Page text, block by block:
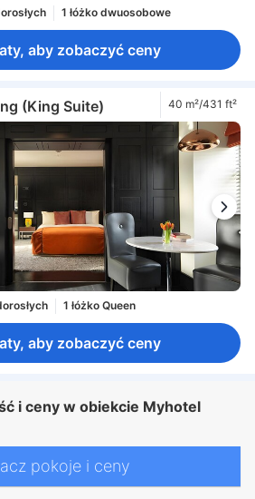
1 łóżko dwuosobowe
aby zobaczyć ceny
(King Suite) 40 m²/431 ft²
1 łóżko Queen
aby zobaczyć ceny
i ceny w obiekcie Myhotel
pokoje i ceny